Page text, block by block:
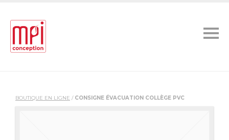
BOUTIQUE EN LIGNE / CONSIGNE ÉVACUATION COLLÈGE PVC